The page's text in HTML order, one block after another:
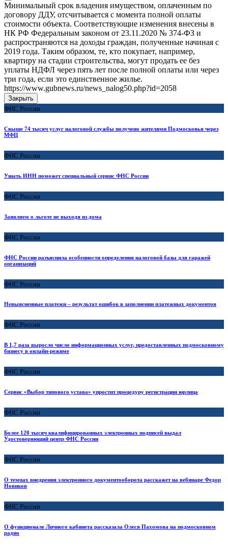
Минимальный срок владения имуществом, оплаченным по
договору ДДУ, отсчитывается с момента полной оплаты
стоимости объекта. Соответствующие изменения внесены в
НК РФ Федеральным законом от 23.11.2020 № 374-ФЗ и
распространяются на доходы граждан, полученные начиная с
2019 года. Таким образом, те, кто покупает, например,
квартиру на стадии строительства, могут продать ее без
уплаты НДФЛ через пять лет после полной оплаты или через
три года, если это единственное жилье.
https://www.gubnews.ru/news_nalog50.php?id=2058
Закрыть
ФНС России
Свыше 74 тысяч услуг налоговой службы получено жителями Подмосковья через
МФЦ
ФНС России
Узнать ИНН поможет специальный сервис ФНС России
ФНС России
Заявляем о льготе не выходя из дома
ФНС России
ФНС России разъяснила особенности определения налоговой базы для гаражей
организаций
ФНС России
Невыясненные платежи – результат ошибок в заполнении платежных документов
ФНС России
В 1,7 раза выросло число информационных услуг, предоставленных подмосковному
бизнесу в онлайн-режиме
ФНС России
Сервис «Выбор типового устава» упростит процедуру регистрации юрлица
ФНС России
Более 120 тысяч квалифицированных электронных подписей выдал
Удостоверяющий центр ФНС России
ФНС России
О темпах внедрения электронного документооборота расскажет на вебинаре Федор
Новиков
ФНС России
О функционале Личного кабинета рассказала Олеся Пахомова на подмосковном
радио